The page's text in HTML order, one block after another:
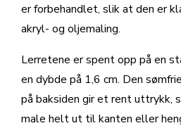
er forbehandlet, slik at den er
akryl- og oljemaling.
Lerretene er spent opp på en
en dybde på 1,6 cm. Den
på baksiden gir et rent uttrykk,
male helt ut til kanten eller